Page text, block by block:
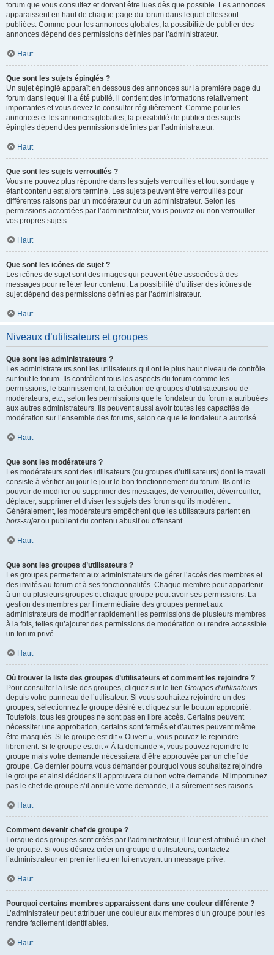
forum que vous consultez et doivent être lues dès que possible. Les annonces
apparaissent en haut de chaque page du forum dans lequel elles sont
publiées. Comme pour les annonces globales, la possibilité de publier des
annonces dépend des permissions définies par l’administrateur.
Haut
Que sont les sujets épinglés ?
Un sujet épinglé apparaît en dessous des annonces sur la première page du
forum dans lequel il a été publié. il contient des informations relativement
importantes et vous devez le consulter régulièrement. Comme pour les
annonces et les annonces globales, la possibilité de publier des sujets
épinglés dépend des permissions définies par l’administrateur.
Haut
Que sont les sujets verrouillés ?
Vous ne pouvez plus répondre dans les sujets verrouillés et tout sondage y
étant contenu est alors terminé. Les sujets peuvent être verrouillés pour
différentes raisons par un modérateur ou un administrateur. Selon les
permissions accordées par l’administrateur, vous pouvez ou non verrouiller
vos propres sujets.
Haut
Que sont les icônes de sujet ?
Les icônes de sujet sont des images qui peuvent être associées à des
messages pour refléter leur contenu. La possibilité d’utiliser des icônes de
sujet dépend des permissions définies par l’administrateur.
Haut
Niveaux d’utilisateurs et groupes
Que sont les administrateurs ?
Les administrateurs sont les utilisateurs qui ont le plus haut niveau de contrôle
sur tout le forum. Ils contrôlent tous les aspects du forum comme les
permissions, le bannissement, la création de groupes d’utilisateurs ou de
modérateurs, etc., selon les permissions que le fondateur du forum a attribuées
aux autres administrateurs. Ils peuvent aussi avoir toutes les capacités de
modération sur l’ensemble des forums, selon ce que le fondateur a autorisé.
Haut
Que sont les modérateurs ?
Les modérateurs sont des utilisateurs (ou groupes d’utilisateurs) dont le travail
consiste à vérifier au jour le jour le bon fonctionnement du forum. Ils ont le
pouvoir de modifier ou supprimer des messages, de verrouiller, déverrouiller,
déplacer, supprimer et diviser les sujets des forums qu’ils modèrent.
Généralement, les modérateurs empêchent que les utilisateurs partent en
hors-sujetou publient du contenu abusif ou offensant.
Haut
Que sont les groupes d’utilisateurs ?
Les groupes permettent aux administrateurs de gérer l’accès des membres et
des invités au forum et à ses fonctionnalités. Chaque membre peut appartenir
à un ou plusieurs groupes et chaque groupe peut avoir ses permissions. La
gestion des membres par l’intermédiaire des groupes permet aux
administrateurs de modifier rapidement les permissions de plusieurs membres
à la fois, telles qu’ajouter des permissions de modération ou rendre accessible
un forum privé.
Haut
Où trouver la liste des groupes d’utilisateurs et comment les rejoindre ?
Pour consulter la liste des groupes, cliquez sur le lien Groupes d’utilisateurs
depuis votre panneau de l’utilisateur. Si vous souhaitez rejoindre un des
groupes, sélectionnez le groupe désiré et cliquez sur le bouton approprié.
Toutefois, tous les groupes ne sont pas en libre accès. Certains peuvent
nécessiter une approbation, certains sont fermés et d’autres peuvent même
être masqués. Si le groupe est dit « Ouvert », vous pouvez le rejoindre
librement. Si le groupe est dit « À la demande », vous pouvez rejoindre le
groupe mais votre demande nécessitera d’être approuvée par un chef de
groupe. Ce dernier pourra vous demander pourquoi vous souhaitez rejoindre
le groupe et ainsi décider s’il approuvera ou non votre demande. N’importunez
pas le chef de groupe s’il annule votre demande, il a sûrement ses raisons.
Haut
Comment devenir chef de groupe ?
Lorsque des groupes sont créés par l’administrateur, il leur est attribué un chef
de groupe. Si vous désirez créer un groupe d’utilisateurs, contactez
l’administrateur en premier lieu en lui envoyant un message privé.
Haut
Pourquoi certains membres apparaissent dans une couleur différente ?
L’administrateur peut attribuer une couleur aux membres d’un groupe pour les
rendre facilement identifiables.
Haut